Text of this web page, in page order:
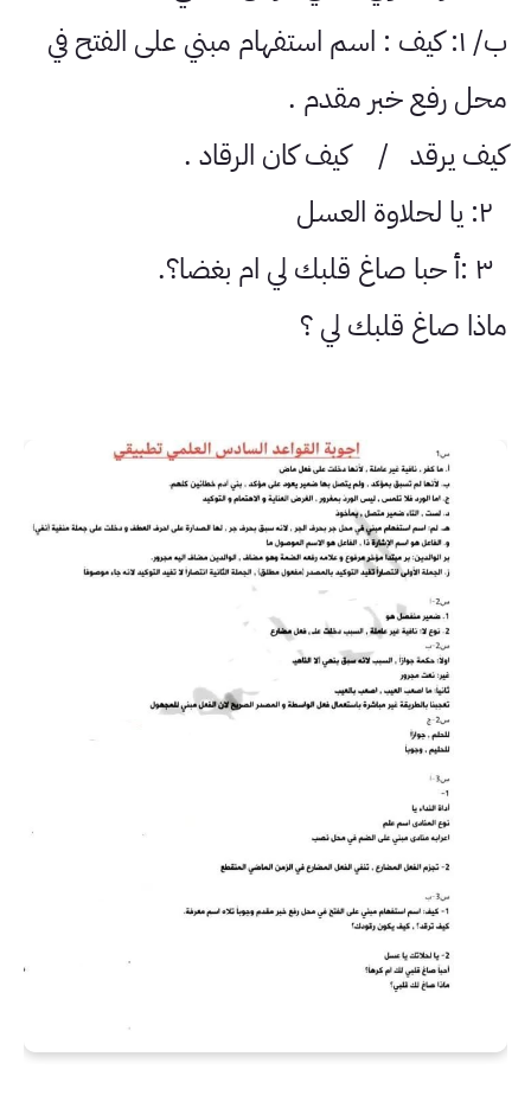
ب/ ١: كيف : اسم استفهام مبني على الفتح في
محل رفع خبر مقدم .
كيف يرقد / كيف كان الرقاد .
ماذا صاغ قلبك لي ؟